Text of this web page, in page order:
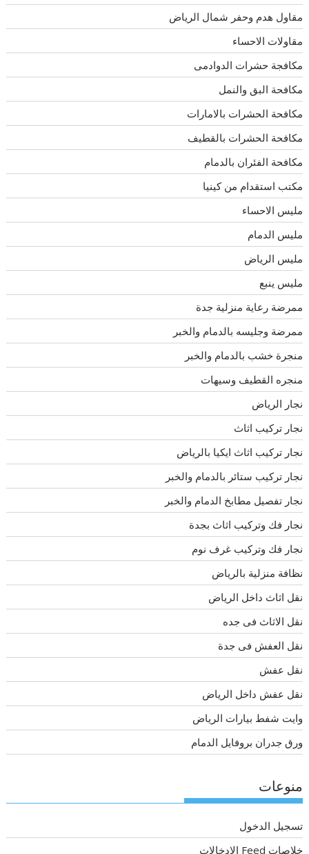
مقاول هدم وحفر شمال الرياض
مقاولات الاحساء
مكافجة حشرات الدوادمى
مكافحة البق والنمل
مكافحة الحشرات بالامارات
مكافحة الحشرات بالقطيف
مكافحة الفئران بالدمام
مكتب استقدام من كينيا
مليس الاحساء
مليس الدمام
مليس الرياض
مليس ينبع
ممرضة رعاية منزلية جدة
ممرضة وجليسه بالدمام والخبر
منجرة خشب بالدمام والخبر
منجره القطيف وسيهات
نجار الرياض
نجار تركيب اثاث
نجار تركيب اثاث ايكيا بالرياض
نجار تركيب ستائر بالدمام والخبر
نجار تفصيل مطابخ الدمام والخبر
نجار فك وتركيب اثاث بجدة
نجار فك وتركيب غرف نوم
نظافة منزلية بالرياض
نقل اثاث داخل الرياض
نقل الاثاث فى جده
نقل العفش فى جدة
نقل عفش
نقل عفش داخل الرياض
وايت شفط بيارات الرياض
ورق جدران بروفايل الدمام
منوعات
تسجيل الدخول
خلاصات Feed الإدخالات